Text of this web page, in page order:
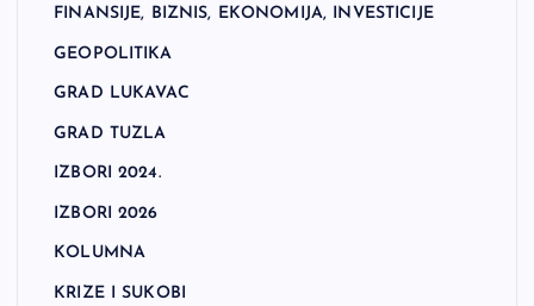
FINANSIJE, BIZNIS, EKONOMIJA, INVESTICIJE
GEOPOLITIKA
GRAD LUKAVAC
GRAD TUZLA
IZBORI 2024.
IZBORI 2026
KOLUMNA
KRIZE I SUKOBI